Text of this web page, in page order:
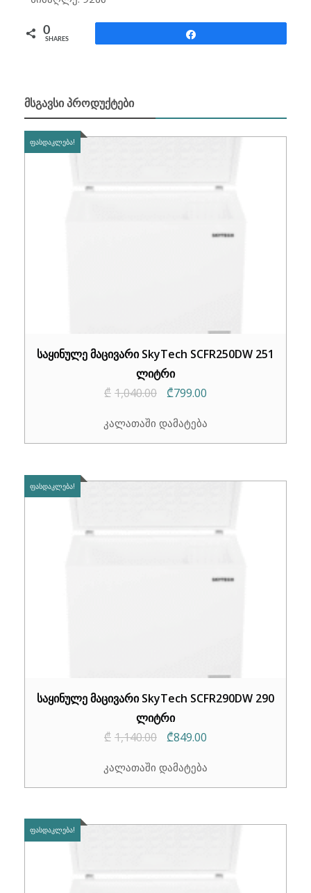
0
SHARES
ᲛᲡᲒᲐᲕᲡᲘ ᲞᲠᲝᲓᲣᲥᲢᲔᲑᲘ
ᲤᲐᲡᲓᲐᲙᲚᲔᲑᲐ!
საყინულე მაცივარი SkyTech SCFR250DW 251
ლიტრი
₾ 1,040.00
Original
was:
₾799.00
is:
კალათაში დამატება
ᲤᲐᲡᲓᲐᲙᲚᲔᲑᲐ!
საყინულე მაცივარი SkyTech SCFR290DW 290
ლიტრი
₾ 1,140.00
Original
was:
₾849.00
is:
კალათაში დამატება
ᲤᲐᲡᲓᲐᲙᲚᲔᲑᲐ!